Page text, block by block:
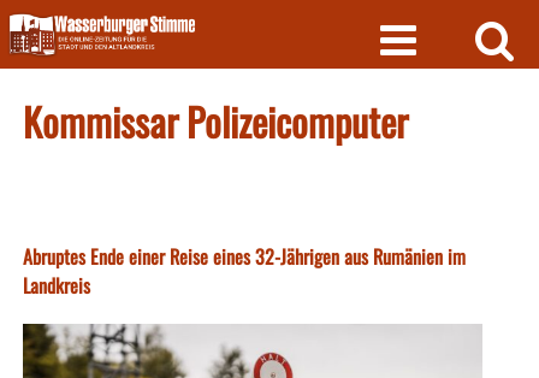
Skip
to
content
Kommissar Polizeicomputer
Abruptes Ende einer Reise eines 32-Jährigen aus Rumänien im
Landkreis